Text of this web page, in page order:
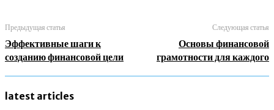
Предыдущая статья
Эффективные шаги к
созданию финансовой цели
Следующая статья
Основы финансовой
грамотности для каждого
latest articles